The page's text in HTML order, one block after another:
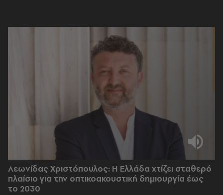
Λεωνίδας Χριστόπουλος: Η Ελλάδα χτίζει σταθερό
πλαίσιο για την οπτικοακουστική δημιουργία έως
το 2030